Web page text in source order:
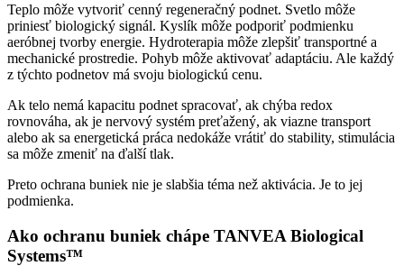
Teplo môže vytvoriť cenný regeneračný podnet. Svetlo môže
priniesť biologický signál. Kyslík môže podporiť podmienku
aeróbnej tvorby energie. Hydroterapia môže zlepšiť transportné a
mechanické prostredie. Pohyb môže aktivovať adaptáciu. Ale každý
z týchto podnetov má svoju biologickú cenu.
Ak telo nemá kapacitu podnet spracovať, ak chýba redox
rovnováha, ak je nervový systém preťažený, ak viazne transport
alebo ak sa energetická práca nedokáže vrátiť do stability, stimulácia
sa môže zmeniť na ďalší tlak.
Preto ochrana buniek nie je slabšia téma než aktivácia. Je to jej
podmienka.
Ako ochranu buniek chápe TANVEA Biological
Systems™